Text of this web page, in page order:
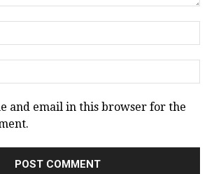
and email in this browser for the